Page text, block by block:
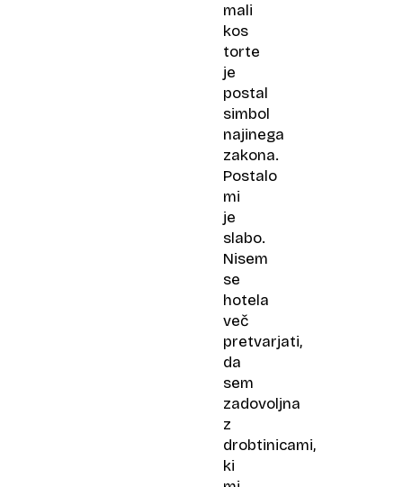
mali
kos
torte
je
postal
simbol
najinega
zakona.
Postalo
mi
je
slabo.
Nisem
se
hotela
več
pretvarjati,
da
sem
zadovoljna
z
drobtinicami,
ki